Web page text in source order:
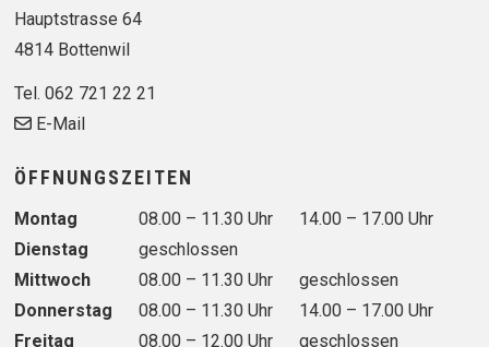
Hauptstrasse 64
4814 Bottenwil
Tel. 062 721 22 21
E-Mail
ÖFFNUNGSZEITEN
Wochentag Vormittag Nachmittag
Montag 08.00 – 11.30 Uhr
14.00 – 17.00 Uhr
Dienstag
geschlossen
Mittwoch
08.00 – 11.30 Uhr
geschlossen
Donnerstag
08.00 – 11.30 Uhr
14.00 – 17.00 Uhr
Freitag
08.00 – 12.00 Uhr geschlossen